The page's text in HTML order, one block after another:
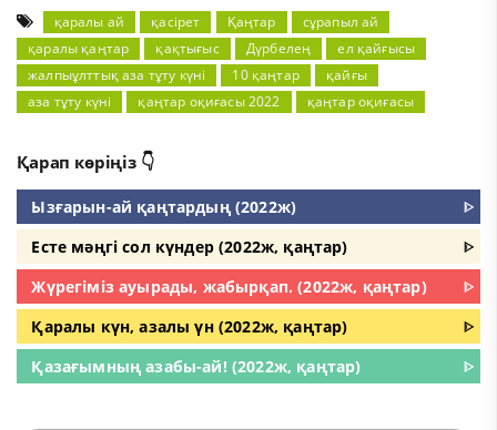
қаралы ай қасірет Қаңтар
сұрапыл ай
қаралы қаңтар
қақтығыс Дүрбелең
ел қайғысы
жалпыұлттық аза тұту күні
10 қаңтар
қайғы
аза тұту күні
қаңтар оқиғасы 2022 қаңтар оқиғасы
Қарап көріңіз 👇
Ызғарын-ай қаңтардың (2022ж)
ᐈ
Есте мәңгі сол күндер (2022ж, қаңтар)
ᐈ
Жүрегіміз ауырады, жабырқап. (2022ж, қаңтар)
ᐈ
Қаралы күн, азалы үн (2022ж, қаңтар)
ᐈ
Қазағымның азабы-ай! (2022ж, қаңтар)
ᐈ